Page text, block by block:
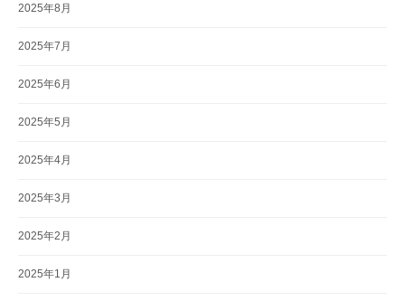
2025年8月
2025年7月
2025年6月
2025年5月
2025年4月
2025年3月
2025年2月
2025年1月